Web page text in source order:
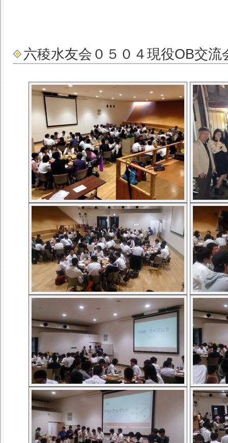
六稜水友会０５０４現役OB交流